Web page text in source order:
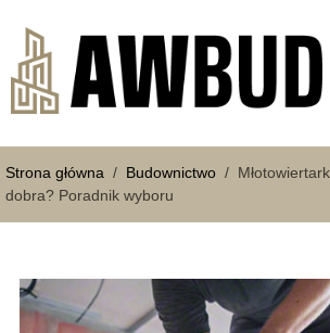
Strona główna / Budownictwo /
dobra? Poradnik wyboru